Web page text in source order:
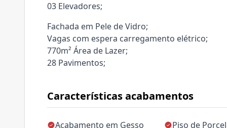
Características acabamentos
Acabamento em Gesso Piso de
03 Elevadores;
Fachada em Pele de Vidro;
Vagas com espera carregamento elétrico;
770m² Área de Lazer;
28 Pavimentos;